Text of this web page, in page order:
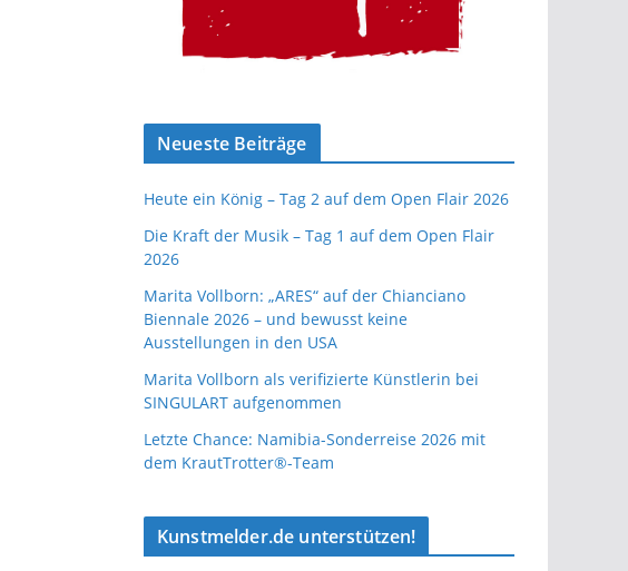
Neueste Beiträge
Heute ein König – Tag 2 auf dem Open Flair 2026
Die Kraft der Musik – Tag 1 auf dem Open Flair
2026
Marita Vollborn: „ARES“ auf der Chianciano
Biennale 2026 – und bewusst keine
Ausstellungen in den USA
Marita Vollborn als verifizierte Künstlerin bei
SINGULART aufgenommen
Letzte Chance: Namibia-Sonderreise 2026 mit
dem KrautTrotter®-Team
Kunstmelder.de unterstützen!